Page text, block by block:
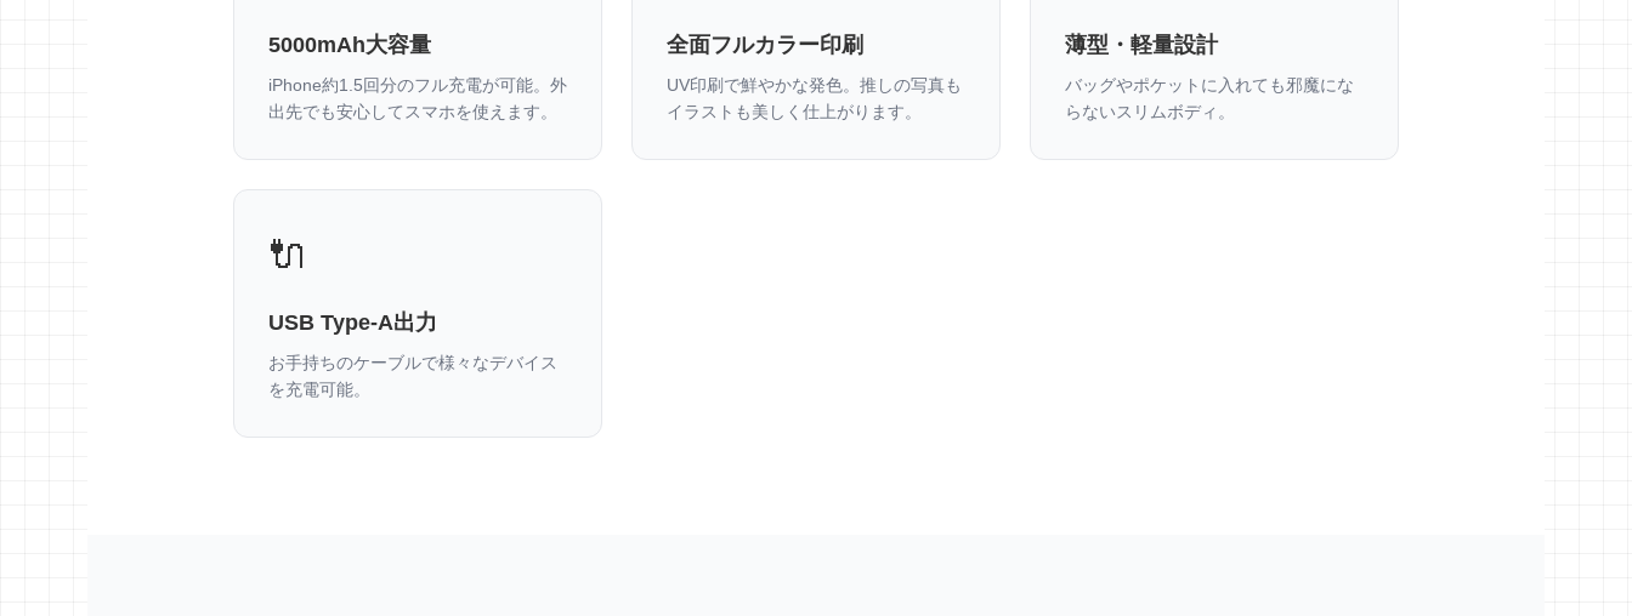
5000mAh大容量
iPhone約1.5回分のフル充電が可能。外
出先でも安心してスマホを使えます。
全面フルカラー印刷
UV印刷で鮮やかな発色。推しの写真も
イラストも美しく仕上がります。
薄型・軽量設計
バッグやポケットに入れても邪魔にな
らないスリムボディ。
🔌
USB Type-A出力
お手持ちのケーブルで様々なデバイス
を充電可能。